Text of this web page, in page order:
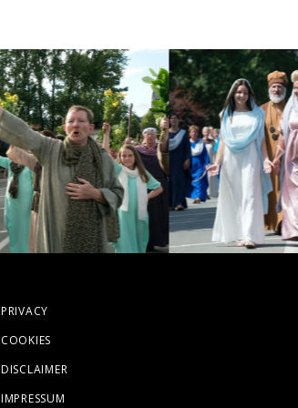
PRIVACY
COOKIES
DISCLAIMER
IMPRESSUM